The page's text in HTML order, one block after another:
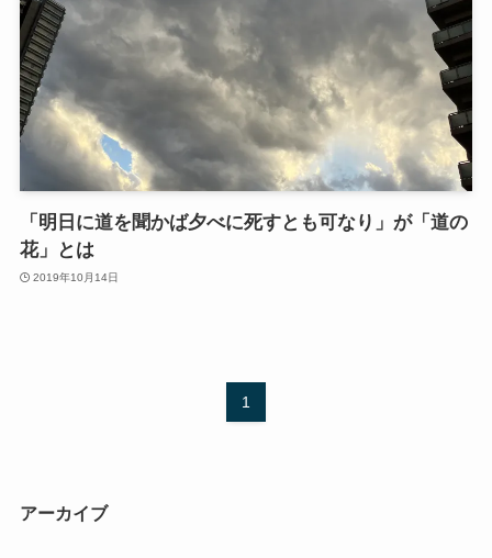
「明日に道を聞かば夕べに死すとも可なり」が「道の
花」とは
2019年10月14日
1
アーカイブ